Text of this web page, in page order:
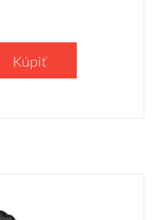
Kúpiť